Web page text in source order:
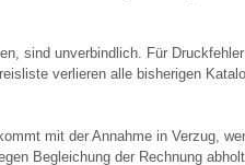
sind unverbindlich. Für
verlieren alle bisherigen
mit der Annahme in Verzug,
Begleichung der Rechnung